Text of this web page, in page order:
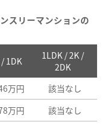
スリーマンションの
1DK
1LDK / 2K /
2DK
万円 該当なし
万円 該当なし